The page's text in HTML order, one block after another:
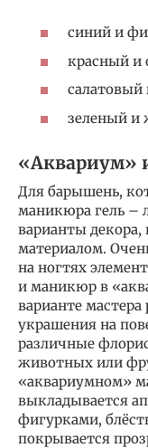
синий и
красный и
салатовый
зеленый и
«Аквариум»
Для барышень,
маникюра гель –
варианты
материалом.
на ногтях
и маникюр в
варианте
украшения на
различные
животных или
«аквариумном»
выкладывается
фигурками,
покрывается